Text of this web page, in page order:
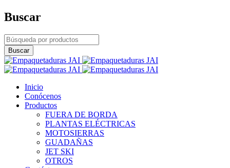
Buscar
Inicio
Conócenos
Productos
FUERA DE BORDA
PLANTAS ELÉCTRICAS
MOTOSIERRAS
GUADAÑAS
JET SKI
OTROS